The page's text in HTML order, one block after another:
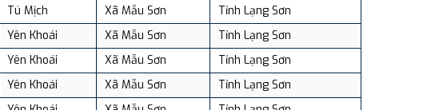
Tú Mịch Xã Mẫu Sơn
Tỉnh Lạng Sơn
Yên Khoái Xã Mẫu Sơn
Tỉnh Lạng Sơn
Yên Khoái Xã Mẫu Sơn
Tỉnh Lạng Sơn
Yên Khoái Xã Mẫu Sơn
Tỉnh Lạng Sơn